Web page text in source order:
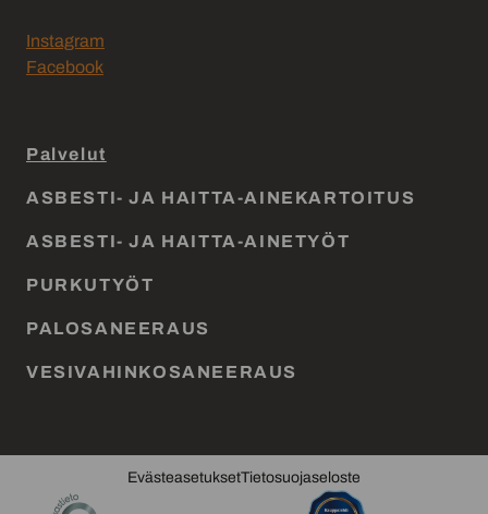
Instagram
Facebook
Palvelut
ASBESTI- JA HAITTA-AINEKARTOITUS
ASBESTI- JA HAITTA-AINETYÖT
PURKUTYÖT
PALOSANEERAUS
VESIVAHINKOSANEERAUS
EvästeasetuksetTietosuojaseloste